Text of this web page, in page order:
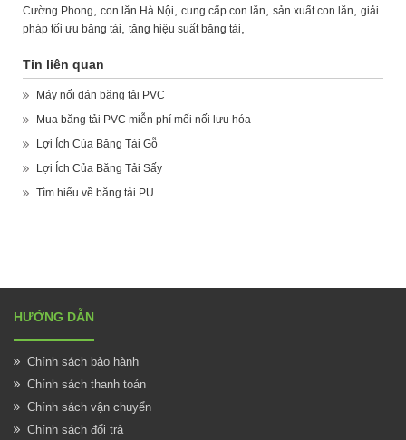
Cường Phong
con lăn Hà Nội cung cấp con lăn sản xuất con lăn
giải
pháp tối ưu băng tải
tăng hiệu suất băng tải
Tin liên quan
Máy nối dán băng tải PVC
Mua băng tải PVC miễn phí mối nối lưu hóa
Lợi Ích Của Băng Tải Gỗ
Lợi Ích Của Băng Tải Sấy
Tìm hiểu về băng tải PU
HƯỚNG DẪN
Chính sách bảo hành
Chính sách thanh toán
Chính sách vận chuyển
Chính sách đổi trả